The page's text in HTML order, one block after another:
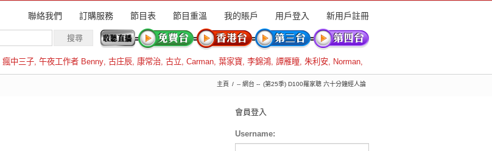
聯絡我們 訂購服務 節目表 節目重溫 我的賬戶 用戶登入 新用戶註冊
瘋中三子, 午夜工作者 Benny, 古庄辰, 康常治, 古立, Carman, 葉家寶, 李錦鴻, 譚雁瞳, 朱利安, Norman,
主頁 -- 網台 -- (第25季) D100羅家聰 六十分鐘經人論
會員登入
Username: